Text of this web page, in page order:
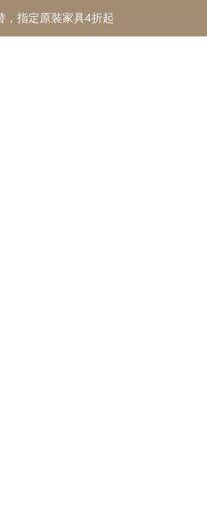
，指定原裝家具4折起